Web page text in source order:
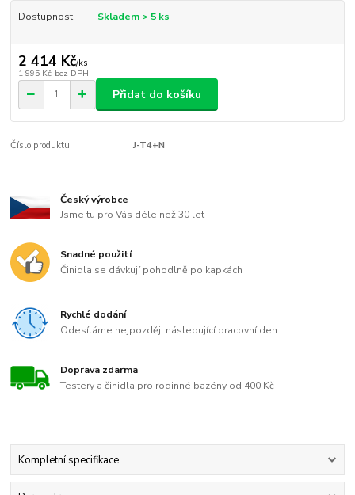
Dostupnost Skladem > 5 ks
2 414 Kč/ks
1 995 Kč bez DPH
Přidat do košíku
Číslo produktu: J-T4+N
Český výrobce
Jsme tu pro Vás déle než 30 let
Snadné použití
Činidla se dávkují pohodlně po kapkách
Rychlé dodání
Odesíláme nejpozději následující pracovní den
Doprava zdarma
Testery a činidla pro rodinné bazény od 400 Kč
Kompletní specifikace